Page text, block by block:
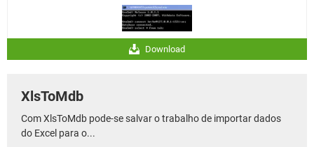
Download
XlsToMdb
Com XlsToMdb pode-se salvar o trabalho de importar dados
do Excel para o...